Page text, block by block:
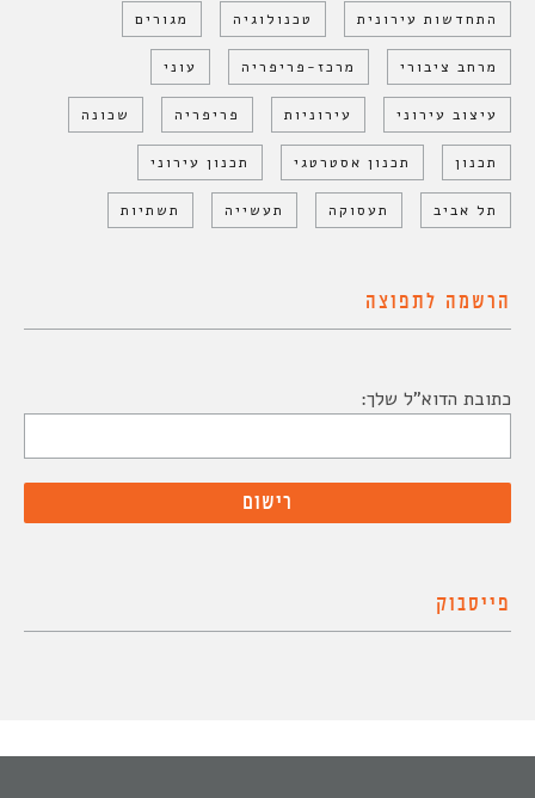
התחדשות עירונית טכנולוגיה מגורים
מרחב ציבורי מרכז-פריפריה עוני
עיצוב עירוני עירוניות פריפריה שכונה
תכנון תכנון אסטרטגי תכנון עירוני
תל אביב תעסוקה תעשייה תשתיות
הרשמה לתפוצה
כתובת הדוא"ל שלך:
פייסבוק